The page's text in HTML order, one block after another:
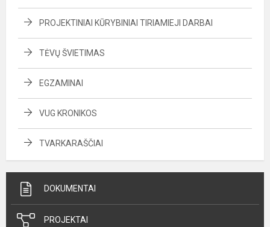
PROJEKTINIAI KŪRYBINIAI TIRIAMIEJI DARBAI
TĖVŲ ŠVIETIMAS
EGZAMINAI
VUG KRONIKOS
TVARKARAŠČIAI
DOKUMENTAI
PROJEKTAI